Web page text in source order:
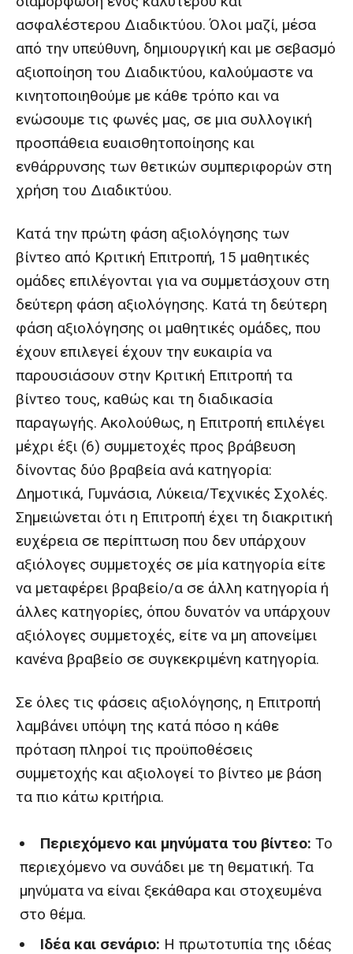
ασφαλέστερου Διαδικτύου. Όλοι μαζί, μέσα
από την υπεύθυνη, δημιουργική και με σεβασμό
αξιοποίηση του Διαδικτύου, καλούμαστε να
κινητοποιηθούμε με κάθε τρόπο και να
ενώσουμε τις φωνές μας, σε μια συλλογική
προσπάθεια ευαισθητοποίησης και
ενθάρρυνσης των θετικών συμπεριφορών στη
χρήση του Διαδικτύου.
Κατά την πρώτη φάση αξιολόγησης των
βίντεο από Κριτική Επιτροπή, 15 μαθητικές
ομάδες επιλέγονται για να συμμετάσχουν στη
δεύτερη φάση αξιολόγησης. Κατά τη δεύτερη
φάση αξιολόγησης οι μαθητικές ομάδες, που
έχουν επιλεγεί έχουν την ευκαιρία να
παρουσιάσουν στην Κριτική Επιτροπή τα
βίντεο τους, καθώς και τη διαδικασία
παραγωγής. Ακολούθως, η Επιτροπή επιλέγει
μέχρι έξι (6) συμμετοχές προς βράβευση
δίνοντας δύο βραβεία ανά κατηγορία:
Δημοτικά, Γυμνάσια, Λύκεια/Τεχνικές Σχολές.
Σημειώνεται ότι η Επιτροπή έχει τη διακριτική
ευχέρεια σε περίπτωση που δεν υπάρχουν
αξιόλογες συμμετοχές σε μία κατηγορία είτε
να μεταφέρει βραβείο/α σε άλλη κατηγορία ή
άλλες κατηγορίες, όπου δυνατόν να υπάρχουν
αξιόλογες συμμετοχές, είτε να μη απονείμει
κανένα βραβείο σε συγκεκριμένη κατηγορία.
Σε όλες τις φάσεις αξιολόγησης, η Επιτροπή
λαμβάνει υπόψη της κατά πόσο η κάθε
πρόταση πληροί τις προϋποθέσεις
συμμετοχής και αξιολογεί το βίντεο με βάση
τα πιο κάτω κριτήρια.
Περιεχόμενο και μηνύματα του βίντεο: Το
περιεχόμενο να συνάδει με τη θεματική. Τα
μηνύματα να είναι ξεκάθαρα και στοχευμένα
στο θέμα.
Ιδέα και σενάριο: Η πρωτοτυπία της ιδέας